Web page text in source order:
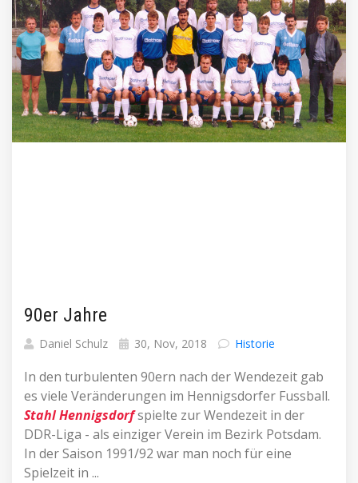
90er Jahre
Daniel Schulz 30, Nov, 2018 Historie
In den turbulenten 90ern nach der Wendezeit gab
es viele Veränderungen im Hennigsdorfer Fussball.
Stahl Hennigsdorfspielte zur Wendezeit in der
DDR-Liga - als einziger Verein im Bezirk Potsdam.
In der Saison 1991/92 war man noch für eine
Spielzeit in ...